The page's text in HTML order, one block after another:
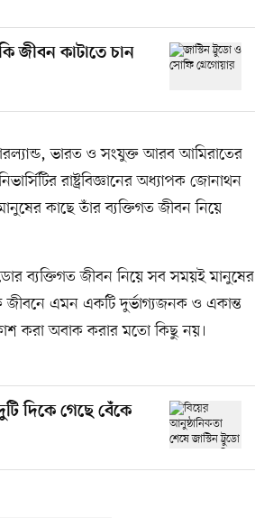
জীবন কাটাতে চান
ভারত ও সংযুক্ত আরব আমিরাতের
রাষ্ট্রবিজ্ঞানের অধ্যাপক জোনাথন
কাছে তাঁর ব্যক্তিগত জীবন নিয়ে
ব্যক্তিগত জীবন নিয়ে সব সময়ই মানুষের
জীবনে এমন একটি দুর্ভাগ্যজনক ও একান্ত
করা অবাক করার মতো কিছু নয়।
দিকে গেছে বেঁকে